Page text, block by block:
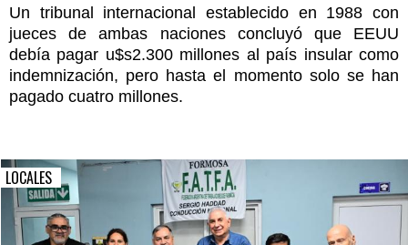
Un tribunal internacional establecido en 1988 con
jueces de ambas naciones concluyó que EEUU
debía pagar u$s2.300 millones al país insular como
indemnización, pero hasta el momento solo se han
pagado cuatro millones.
LOCALES